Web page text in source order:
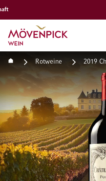
Zur Startseite
Startseite Rotweine 2019
Zum